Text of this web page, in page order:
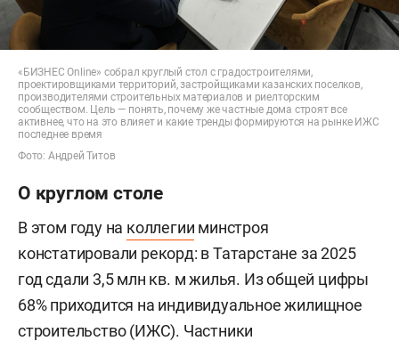
«БИЗНЕС Online» собрал круглый стол с градостроителями,
проектировщиками территорий, застройщиками казанских поселков,
производителями строительных материалов и риелторским
сообществом. Цель — понять, почему же частные дома строят все
активнее, что на это влияет и какие тренды формируются на рынке ИЖС
последнее время
Фото: Андрей Титов
О круглом столе
В этом году на коллегии минстроя
констатировали рекорд: в Татарстане за 2025
год сдали 3,5 млн кв. м жилья. Из общей цифры
68% приходится на индивидуальное жилищное
строительство (ИЖС). Частники